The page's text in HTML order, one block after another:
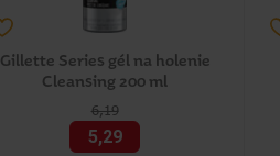
Gillette Series gél na holenie
Cleansing 200 ml
6,19
5,29